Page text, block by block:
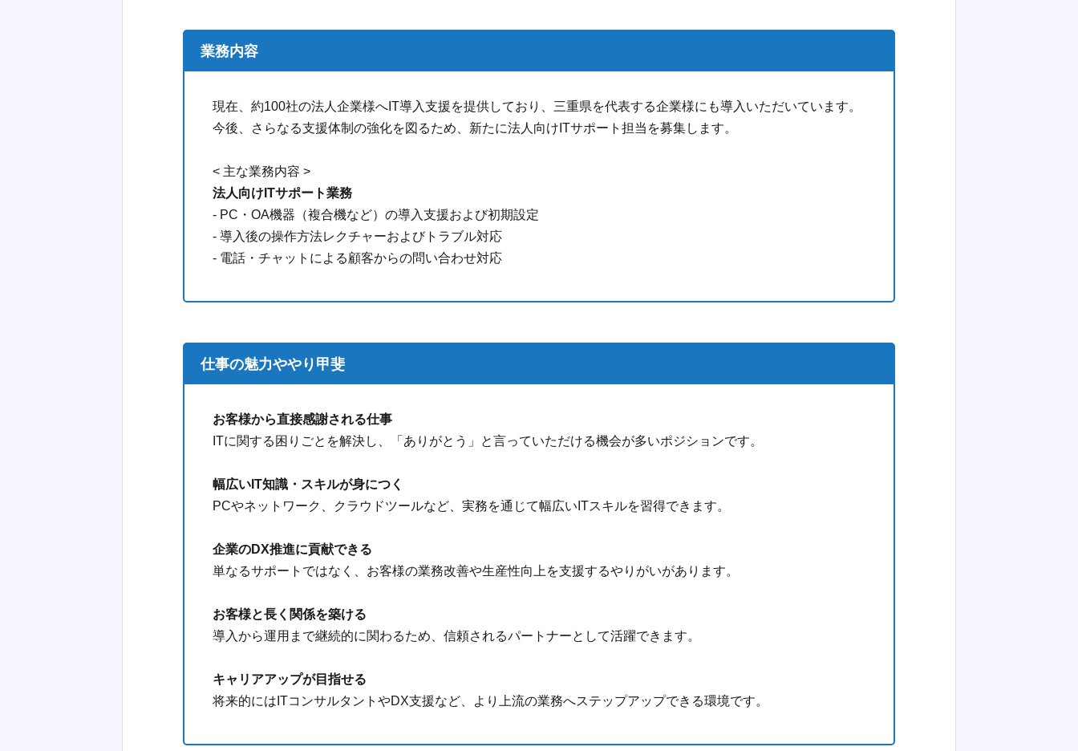
業務内容
現在、約100社の法人企業様へIT導入支援を提供しており、三重県を代表する企業様にも導入いただいています。
今後、さらなる支援体制の強化を図るため、新たに法人向けITサポート担当を募集します。
< 主な業務内容 >
法人向けITサポート業務
- PC・OA機器（複合機など）の導入支援および初期設定
- 導入後の操作方法レクチャーおよびトラブル対応
- 電話・チャットによる顧客からの問い合わせ対応
仕事の魅力ややり甲斐
お客様から直接感謝される仕事
ITに関する困りごとを解決し、「ありがとう」と言っていただける機会が多いポジションです。
幅広いIT知識・スキルが身につく
PCやネットワーク、クラウドツールなど、実務を通じて幅広いITスキルを習得できます。
企業のDX推進に貢献できる
単なるサポートではなく、お客様の業務改善や生産性向上を支援するやりがいがあります。
お客様と長く関係を築ける
導入から運用まで継続的に関わるため、信頼されるパートナーとして活躍できます。
キャリアアップが目指せる
将来的にはITコンサルタントやDX支援など、より上流の業務へステップアップできる環境です。